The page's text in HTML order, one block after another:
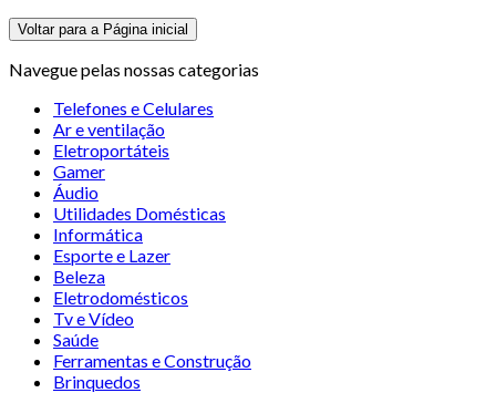
Voltar para a Página inicial
Navegue pelas nossas categorias
Telefones e Celulares
Ar e ventilação
Eletroportáteis
Gamer
Áudio
Utilidades Domésticas
Informática
Esporte e Lazer
Beleza
Eletrodomésticos
Tv e Vídeo
Saúde
Ferramentas e Construção
Brinquedos